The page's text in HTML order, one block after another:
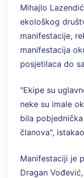
Mihajlo
ekološkog
manifestacije,
manifestacija
posjetilaca do
"Ekipe su
neke su imale
bila
članova",
Manifestaciji je
Dragan